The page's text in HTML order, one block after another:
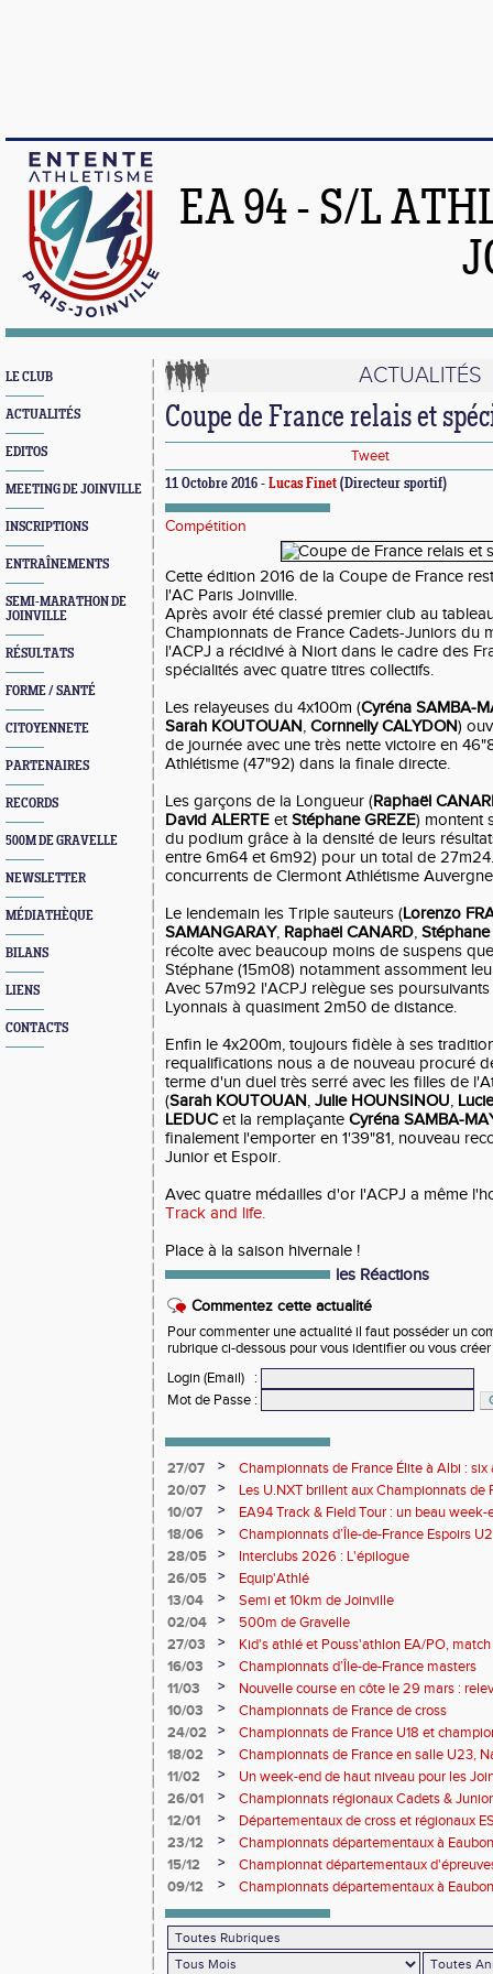
EA 94 - S/L
LE CLUB
ACTUALITÉS
EDITOS
MEETING DE JOINVILLE
INSCRIPTIONS
ENTRAÎNEMENTS
SEMI-MARATHON DE
JOINVILLE
RÉSULTATS
FORME / SANTÉ
CITOYENNETE
PARTENAIRES
RECORDS
500M DE GRAVELLE
NEWSLETTER
MÉDIATHÈQUE
BILANS
LIENS
CONTACTS
ACTUALITÉS
Coupe de France relais et
Tweet
11 Octobre 2016 - Lucas Finet (Directeur sportif)
Compétition
Cette édition 2016 de la Coupe de France
l'AC Paris Joinville.
Après avoir été classé premier club au
Championnats de France Cadets-Juniors du
l'ACPJ a récidivé à Niort dans le cadre des
spécialités avec quatre titres collectifs.
Les relayeuses du 4x100m (Cyréna SAMBA-
Sarah KOUTOUAN, Cornnelly CALYDON)
de journée avec une très nette victoire en
Athlétisme (47"92) dans la finale directe.
Les garçons de la Longueur (Raphaël
David ALERTE etStéphane GREZE) montent
du podium grâce à la densité de leurs
entre 6m64 et 6m92) pour un total de
concurrents de Clermont Athlétisme
Le lendemain les Triple sauteurs (Lorenzo
SAMANGARAY, Raphaël CANARD, Stéphane
récolte avec beaucoup moins de suspens
Stéphane (15m08) notamment assomment
Avec 57m92 l'ACPJ relègue ses
Lyonnais à quasiment 2m50 de distance.
Enfin le 4x200m, toujours fidèle à ses
requalifications nous a de nouveau procuré
terme d'un duel très serré avec les filles de
(Sarah KOUTOUAN, Julie HOUNSINOU,
LEDUCet la remplaçante Cyréna SAMBA-
finalement l'emporter en 1'39"81, nouveau
Junior et Espoir.
Avec quatre médailles d'or l'ACPJ a même
Track and life.
Place à la saison hivernale !
les Réactions
Commentez cette actualité
Pour commenter une actualité il faut posséder un
rubrique ci-dessous pour vous identifier ou vous
Login (Email)
:
Mot de Passe :
27/07 >
Championnats de France Élite à Albi :
rendez-vous de l'élite nationale
20/07 >
Les U.NXT brillent aux Championnats de
une pluie de performances
10/07 >
EA94 Track & Field Tour : un beau
18/06
>
Championnats d’Île-de-France Espoirs
28/05
>
Interclubs 2026 : L'épilogue
26/05
>
Equip'Athlé
13/04
>
Semi et 10km de Joinville
02/04
>
500m de Gravelle
27/03
>
Kid's athlé et Pouss'athlon EA/PO,
championnat LIFA épreuves combinées
16/03 >
Championnats d’Île-de-France masters
11/03
>
Nouvelle course en côte le 29 mars :
10/03
>
Championnats de France de cross
24/02
>
Championnats de France U18 et
Lancers Long
18/02 >
Championnats de France en salle U23,
de cross-country
11/02 >
Un week-end de haut niveau pour les
26/01
>
Championnats régionaux Cadets &
performances avant le Meeting de Paris
12/01 >
Départementaux de cross et régionaux
23/12
>
Championnats départementaux à
15/12
>
Championnat départementaux
09/12
> Championnats départementaux à